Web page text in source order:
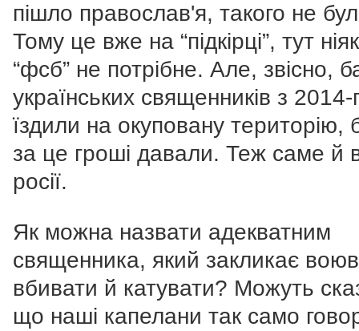
пішло православ'я, такого не
Тому це вже на “підкірці”, тут
“фсб” не потрібне. Але, звісно,
українських священників з 2014-
їздили на окуповану територію,
за це гроші давали. Теж саме й
росії.
Як можна назвати адекватним
священника, який закликає
вбивати й катувати? Можуть
що наші капелани так само